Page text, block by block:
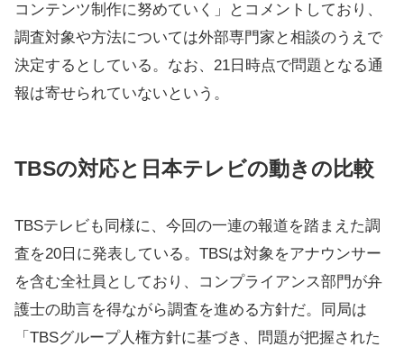
コンテンツ制作に努めていく」とコメントしており、
調査対象や方法については外部専門家と相談のうえで
決定するとしている。なお、21日時点で問題となる通
報は寄せられていないという。
TBSの対応と日本テレビの動きの比較
TBSテレビも同様に、今回の一連の報道を踏まえた調
査を20日に発表している。TBSは対象をアナウンサー
を含む全社員としており、コンプライアンス部門が弁
護士の助言を得ながら調査を進める方針だ。同局は
「TBSグループ人権方針に基づき、問題が把握された